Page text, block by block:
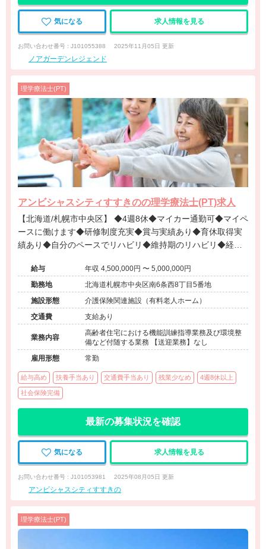
気になる 求人情報を見る
お問い合わせ番号 : J101055388 2025年11月05日 更新
ノアガーデンレジェンド
理学療法士(PT)
アンビシャスシティすすきのの理学療法士(PT)求人
【北海道/札幌市中央区】 ◆4週8休◆マイカー通勤可◆マイペ
ースに働けます◆研修制度充実◆賞与実績あり◆育休取得実
績あり◆自分のペースでリハビリ◆維持期のリハビリ◆経験
給与
年収 4,500,000円 〜 5,000,000円
勤務地
北海道札幌市中央区南6条西8丁目5番地
施設形態
介護保険関連施設（有料老人ホーム）
交通費
支給あり
業務内容
高齢者住宅における機能訓練指導業務及び環境整
備など付随する業務 【送迎業務】なし
雇用形態
常勤
給与高め 扶養手当あり 交通費手当あり 残業少なめ 4週8休以上
社会保険完備
最新の募集状況を確認
気になる 求人情報を見る
お問い合わせ番号 : J101053981 2025年08月05日 更新
アンビシャスシティすすきの
理学療法士(PT)